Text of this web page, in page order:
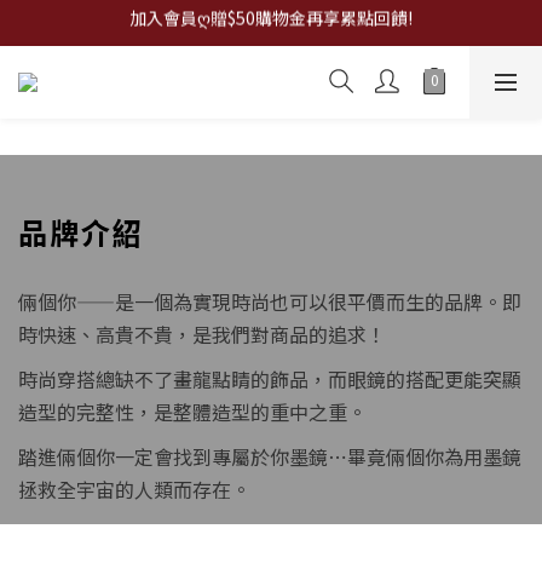
全館✦滿1200折100,滿2000折200,滿3000折300...
加入會員ღ贈$50購物金再享累點回饋!
品牌介紹
倆個你——是一個為實現時尚也可以很平價而生的品牌。即
時快速、高貴不貴，是我們對商品的追求！
時尚穿搭總缺不了畫龍點睛的飾品，而眼鏡的搭配更能突顯
造型的完整性，是整體造型的重中之重。
踏進倆個你一定會找到專屬於你墨鏡⋯畢竟倆個你為用墨鏡
拯救全宇宙的人類而存在。